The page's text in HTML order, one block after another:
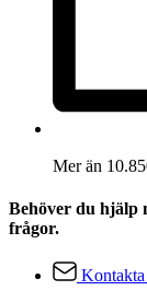
Mer än
Behöver du hjälp
frågor.
Kontakta